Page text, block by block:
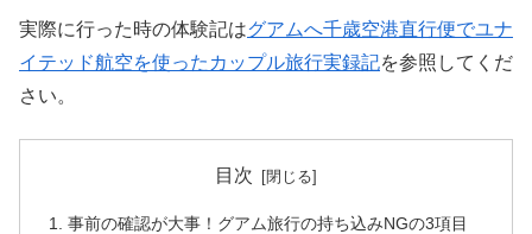
実際に行った時の体験記はグアムへ千歳空港直行便でユナ
イテッド航空を使ったカップル旅行実録記を参照してくだ
さい。
目次
事前の確認が大事！グアム旅行の持ち込みNGの3項目